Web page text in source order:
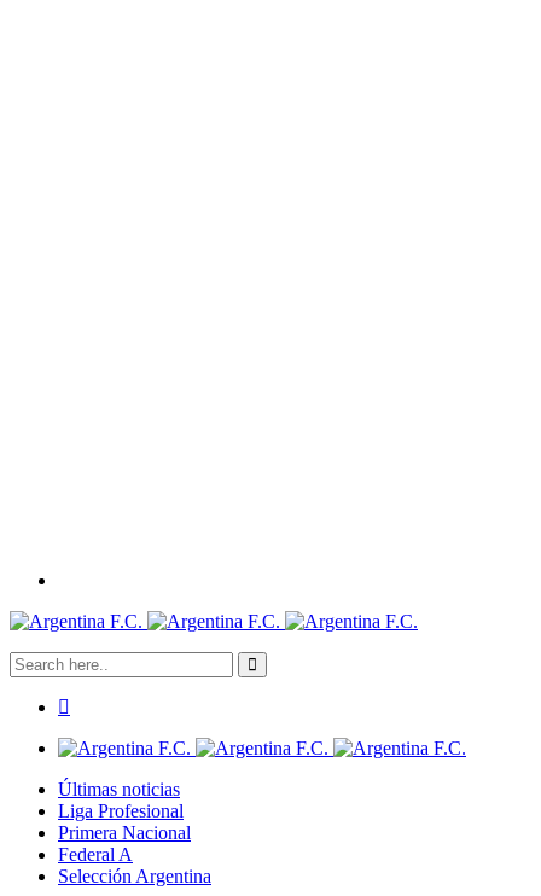
Últimas noticias
Liga Profesional
Primera Nacional
Federal A
Selección Argentina